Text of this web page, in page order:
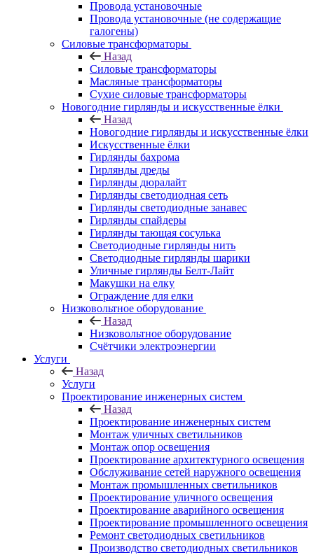
Провода установочные
Провода установочные (не содержащие
галогены)
Силовые трансформаторы
Назад
Силовые трансформаторы
Масляные трансформаторы
Сухие силовые трансформаторы
Новогодние гирлянды и искусственные ёлки
Назад
Новогодние гирлянды и искусственные ёлки
Искусственные ёлки
Гирлянды бахрома
Гирлянды дреды
Гирлянды дюралайт
Гирлянды светодиодная сеть
Гирлянды светодиодные занавес
Гирлянды спайдеры
Гирлянды тающая сосулька
Светодиодные гирлянды нить
Светодиодные гирлянды шарики
Уличные гирлянды Белт-Лайт
Макушки на елку
Ограждение для елки
Низковольтное оборудование
Назад
Низковольтное оборудование
Счётчики электроэнергии
Услуги
Назад
Услуги
Проектирование инженерных систем
Назад
Проектирование инженерных систем
Монтаж уличных светильников
Монтаж опор освещения
Проектирование архитектурного освещения
Обслуживание сетей наружного освещения
Монтаж промышленных светильников
Проектирование уличного освещения
Проектирование аварийного освещения
Проектирование промышленного освещения
Ремонт светодиодных светильников
Производство светодиодных светильников